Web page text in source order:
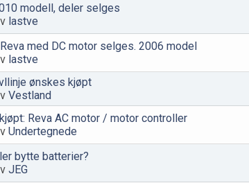
modell, deler selges
lastve
med DC motor selges. 2006 model
lastve
ønskes kjøpt
Vestland
Reva AC motor / motor controller
Undertegnede
bytte batterier?
JEG